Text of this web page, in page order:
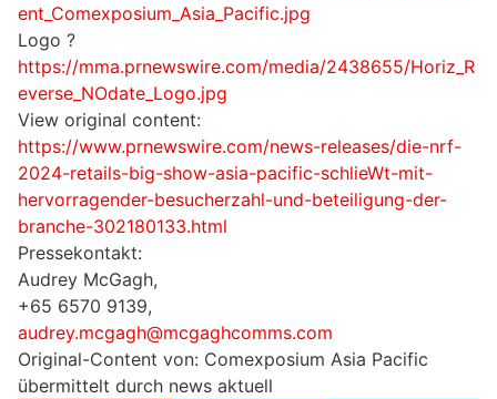
ent_Comexposium_Asia_Pacific.jpg
Logo ?
https://mma.prnewswire.com/media/2438655/Horiz_R
everse_NOdate_Logo.jpg
View original content:
https://www.prnewswire.com/news-releases/die-nrf-
2024-retails-big-show-asia-pacific-schlieWt-mit-
hervorragender-besucherzahl-und-beteiligung-der-
branche-302180133.html
Pressekontakt:
Audrey McGagh,
+65 6570 9139,
audrey.mcgagh@mcgaghcomms.com
Original-Content von: Comexposium Asia Pacific
übermittelt durch news aktuell